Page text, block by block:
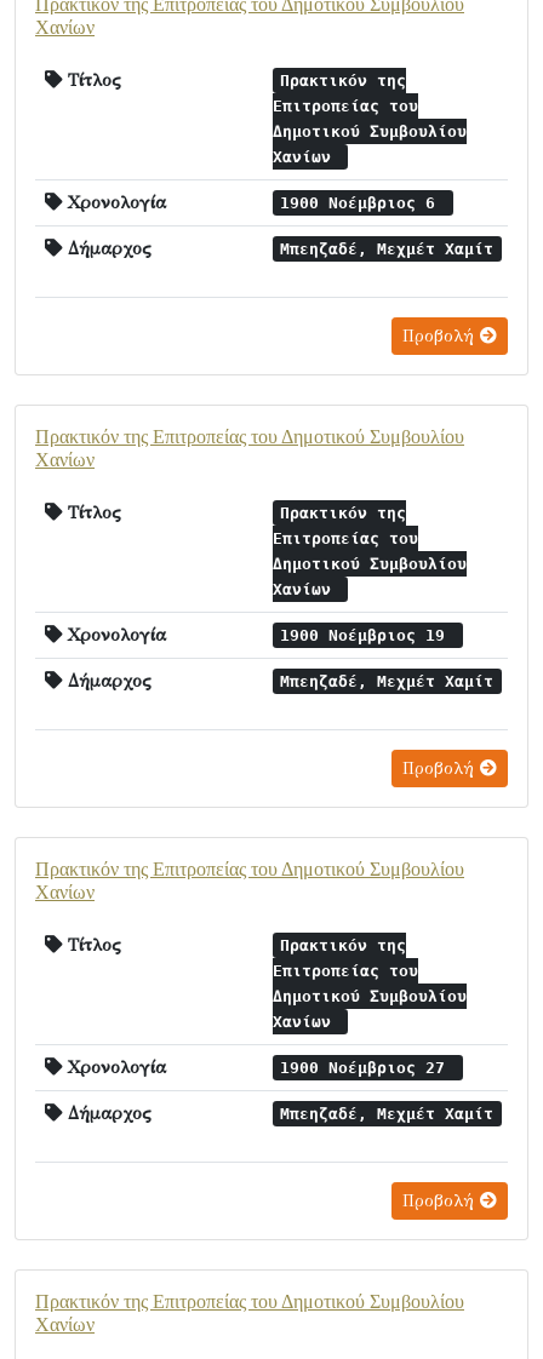
Πρακτικόν της Επιτροπείας του Δημοτικού Συμβουλίου
Χανίων
Τίτλος
Πρακτικόν της
Επιτροπείας του
Δημοτικού Συμβουλίου
Χανίων
Χρονολογία 1900 Νοέμβριος 6
Δήμαρχος Μπεηζαδέ, Μεχμέτ Χαμίτ
Προβολή
Πρακτικόν της Επιτροπείας του Δημοτικού Συμβουλίου
Χανίων
Τίτλος
Πρακτικόν της
Επιτροπείας του
Δημοτικού Συμβουλίου
Χανίων
Χρονολογία 1900 Νοέμβριος 19
Δήμαρχος Μπεηζαδέ, Μεχμέτ Χαμίτ
Προβολή
Πρακτικόν της Επιτροπείας του Δημοτικού Συμβουλίου
Χανίων
Τίτλος
Πρακτικόν της
Επιτροπείας του
Δημοτικού Συμβουλίου
Χανίων
Χρονολογία 1900 Νοέμβριος 27
Δήμαρχος Μπεηζαδέ, Μεχμέτ Χαμίτ
Προβολή
Πρακτικόν της Επιτροπείας του Δημοτικού Συμβουλίου
Χανίων